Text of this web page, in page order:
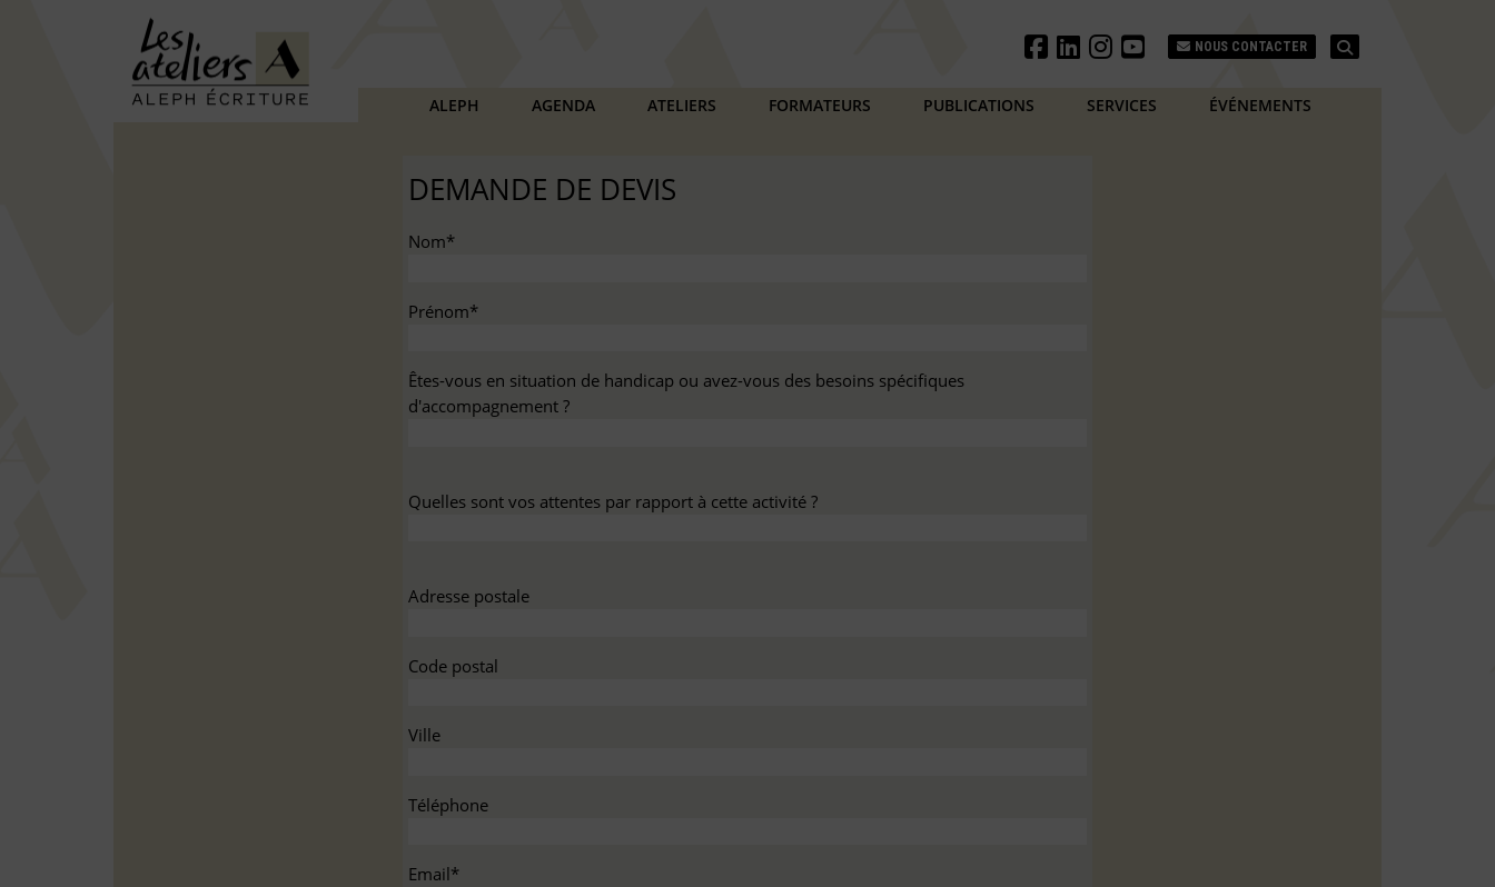
NOUS CONTACTER
ALEPH AGENDA ATELIERS FORMATEURS PUBLICATIONS SERVICES ÉVÉNEMENTS
DEMANDE DE DEVIS
Nom*
Prénom*
Êtes-vous en situation de handicap ou avez-vous des besoins spécifiques
d'accompagnement ?
Quelles sont vos attentes par rapport à cette activité ?
Adresse postale
Code postal
Ville
Téléphone
Email*